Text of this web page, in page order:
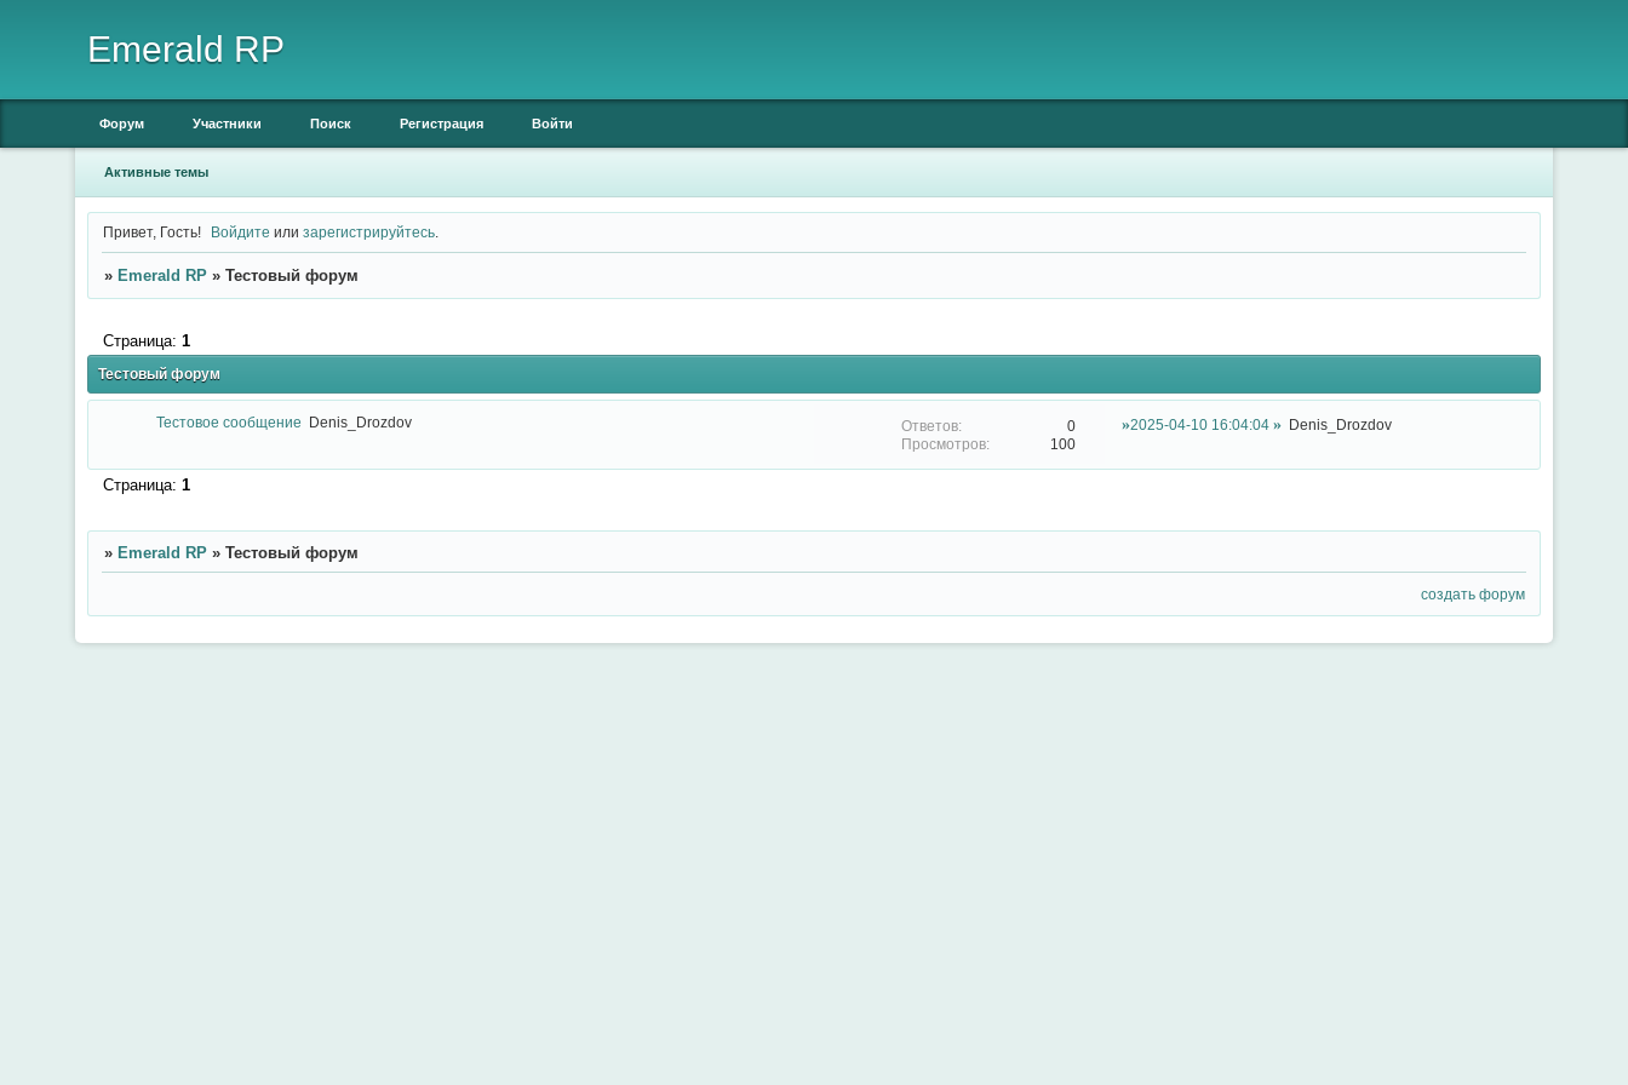
Emerald RP
Форум Участники Поиск Регистрация Войти
Активные темы
Привет, Гость! Войдите илизарегистрируйтесь
» Emerald RP » Тестовый форум
Тестовый форум
Страница: 1
Тестовое сообщение Denis_Drozdov
0
100
2025-04-10 16:04:04 Denis_Drozdov
Страница: 1
» Emerald RP » Тестовый форум
создать форум